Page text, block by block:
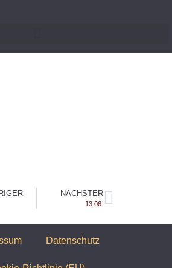
NÄCHSTER
13.06.
Datenschutz